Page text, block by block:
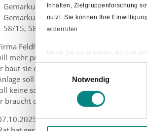
Inhalten, Zielgruppenforschung
nutzt. Sie können Ihre
widerrufen
Wenn Sie es erlauben, würden wir
Ihr Gerät durch aktives
Erfahren Sie mehr darüber, wie
Einwilligungsauswahl
Notwendig
Gemarkung Westerwiede, Flur 19,
Gemarkung Westerwiede, Flur 21,
58/15, 58/17, 58/21, 58/25, 58/26, 58/
Feldhaus will ihren Betrieb vergrößern.
mehr produzieren.
baut sie eine neue Energie-Anlage.
soll umwelt-freundlich sein.
keine schädlichen Stoffe ausstoßen.
braucht die Firma den neuen Bauplan.
hat der Rat von Bad Laer